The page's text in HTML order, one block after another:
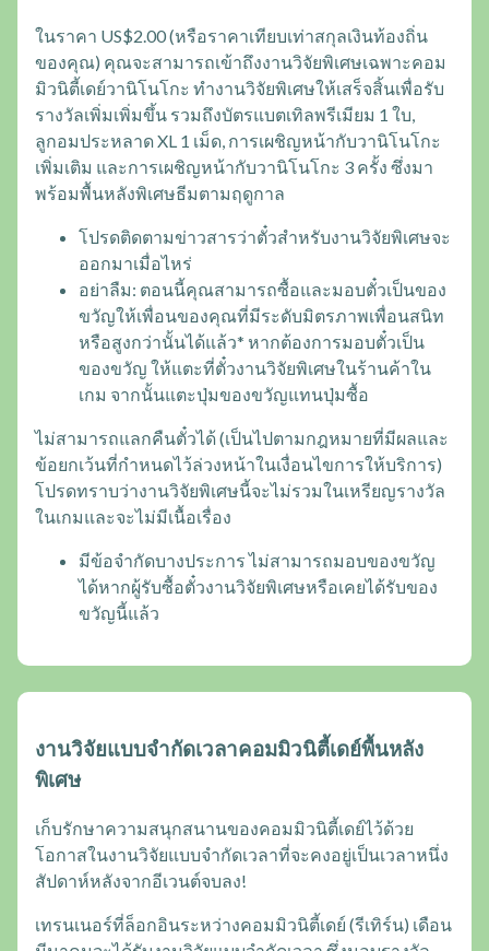
ในราคา US$2.00 (หรือราคาเทียบเท่าสกุลเงินท้องถิ่น
ของคุณ) คุณจะสามารถเข้าถึงงานวิจัยพิเศษเฉพาะคอม
มิวนิตี้เดย์วานิโนโกะ ทำงานวิจัยพิเศษให้เสร็จสิ้นเพื่อรับ
รางวัลเพิ่มเพิ่มขึ้น รวมถึงบัตรแบตเทิลพรีเมียม 1 ใบ,
ลูกอมประหลาด XL 1 เม็ด, การเผชิญหน้ากับวานิโนโกะ
เพิ่มเติม และการเผชิญหน้ากับวานิโนโกะ 3 ครั้ง ซึ่งมา
พร้อมพื้นหลังพิเศษธีมตามฤดูกาล
โปรดติดตามข่าวสารว่าตั๋วสำหรับงานวิจัยพิเศษจะ
ออกมาเมื่อไหร่
อย่าลืม: ตอนนี้คุณสามารถซื้อและมอบตั๋วเป็นของ
ขวัญให้เพื่อนของคุณที่มีระดับมิตรภาพเพื่อนสนิท
หรือสูงกว่านั้นได้แล้ว* หากต้องการมอบตั๋วเป็น
ของขวัญ ให้แตะที่ตั๋วงานวิจัยพิเศษในร้านค้าใน
เกม จากนั้นแตะปุ่มของขวัญแทนปุ่มซื้อ
ไม่สามารถแลกคืนตั๋วได้ (เป็นไปตามกฎหมายที่มีผลและ
ข้อยกเว้นที่กำหนดไว้ล่วงหน้าในเงื่อนไขการให้บริการ)
โปรดทราบว่างานวิจัยพิเศษนี้จะไม่รวมในเหรียญรางวัล
ในเกมและจะไม่มีเนื้อเรื่อง
มีข้อจำกัดบางประการ ไม่สามารถมอบของขวัญ
ได้หากผู้รับซื้อตั๋วงานวิจัยพิเศษหรือเคยได้รับของ
ขวัญนี้แล้ว
งานวิจัยแบบจำกัดเวลาคอมมิวนิตี้เดย์พื้นหลัง
พิเศษ
เก็บรักษาความสนุกสนานของคอมมิวนิตี้เดย์ไว้ด้วย
โอกาสในงานวิจัยแบบจำกัดเวลาที่จะคงอยู่เป็นเวลาหนึ่ง
สัปดาห์หลังจากอีเวนต์จบลง!
เทรนเนอร์ที่ล็อกอินระหว่างคอมมิวนิตี้เดย์ (รีเทิร์น) เดือน